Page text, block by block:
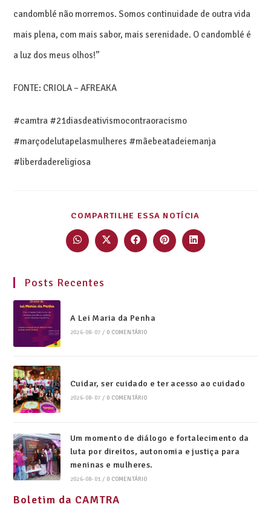
candomblé não morremos. Somos continuidade de outra vida
mais plena, com mais sabor, mais serenidade. O candomblé é
a luz dos meus olhos!”
FONTE: CRIOLA – AFREAKA
#camtra #21diasdeativismocontraoracismo
#marçodelutapelasmulheres #mãebeatadeiemanja
#liberdadereligiosa
COMPARTILHE ESSA NOTÍCIA
Posts Recentes
A Lei Maria da Penha
2026-08-07 / 0 COMENTÁRIO
Cuidar, ser cuidado e ter acesso ao cuidado
2026-08-07 / 0 COMENTÁRIO
Um momento de diálogo e fortalecimento da
luta por direitos, autonomia e justiça para
meninas e mulheres.
2026-08-01 / 0 COMENTÁRIO
Boletim da CAMTRA